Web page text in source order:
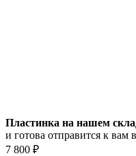
Пластинка на нашем
и готова отправится к вам
7 800 ₽